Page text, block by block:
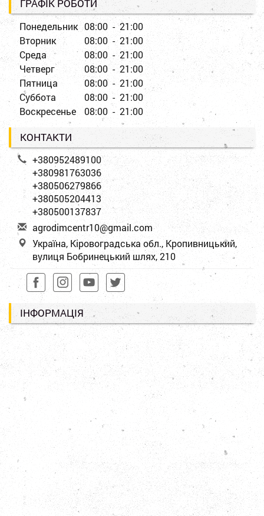
ГРАФІК РОБОТИ
Понедельник 08:00 - 21:00
Вторник
08:00 - 21:00
Среда
08:00 - 21:00
Четверг
08:00 - 21:00
Пятница
08:00 - 21:00
Суббота
08:00 - 21:00
Воскресенье
08:00 - 21:00
КОНТАКТИ
+380952489100
+380981763036
+380506279866
+380505204413
+380500137837
agrodimcentr10@gmail.com
Україна, Кіровоградська обл., Кропивницький,
вулиця Бобринецький шлях, 210
ІНФОРМАЦІЯ